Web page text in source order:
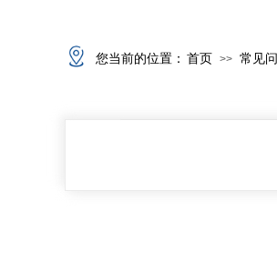
您当前的位置： 首页 >> 常见